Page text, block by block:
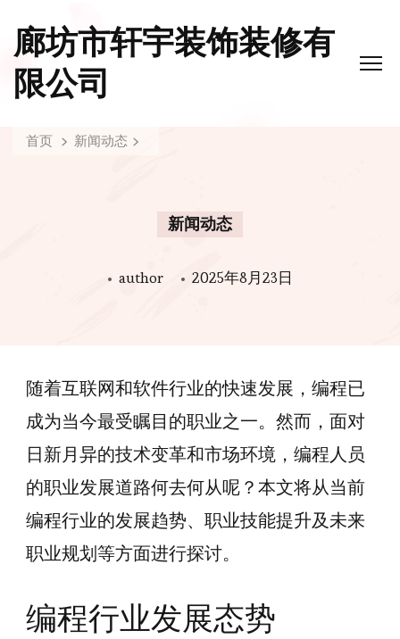
廊坊市轩宇装饰装修有
限公司
首页 新闻动态
新闻动态
author 2025年8月23日
随着互联网和软件行业的快速发展，编程已
成为当今最受瞩目的职业之一。然而，面对
日新月异的技术变革和市场环境，编程人员
的职业发展道路何去何从呢？本文将从当前
编程行业的发展趋势、职业技能提升及未来
职业规划等方面进行探讨。
编程行业发展态势